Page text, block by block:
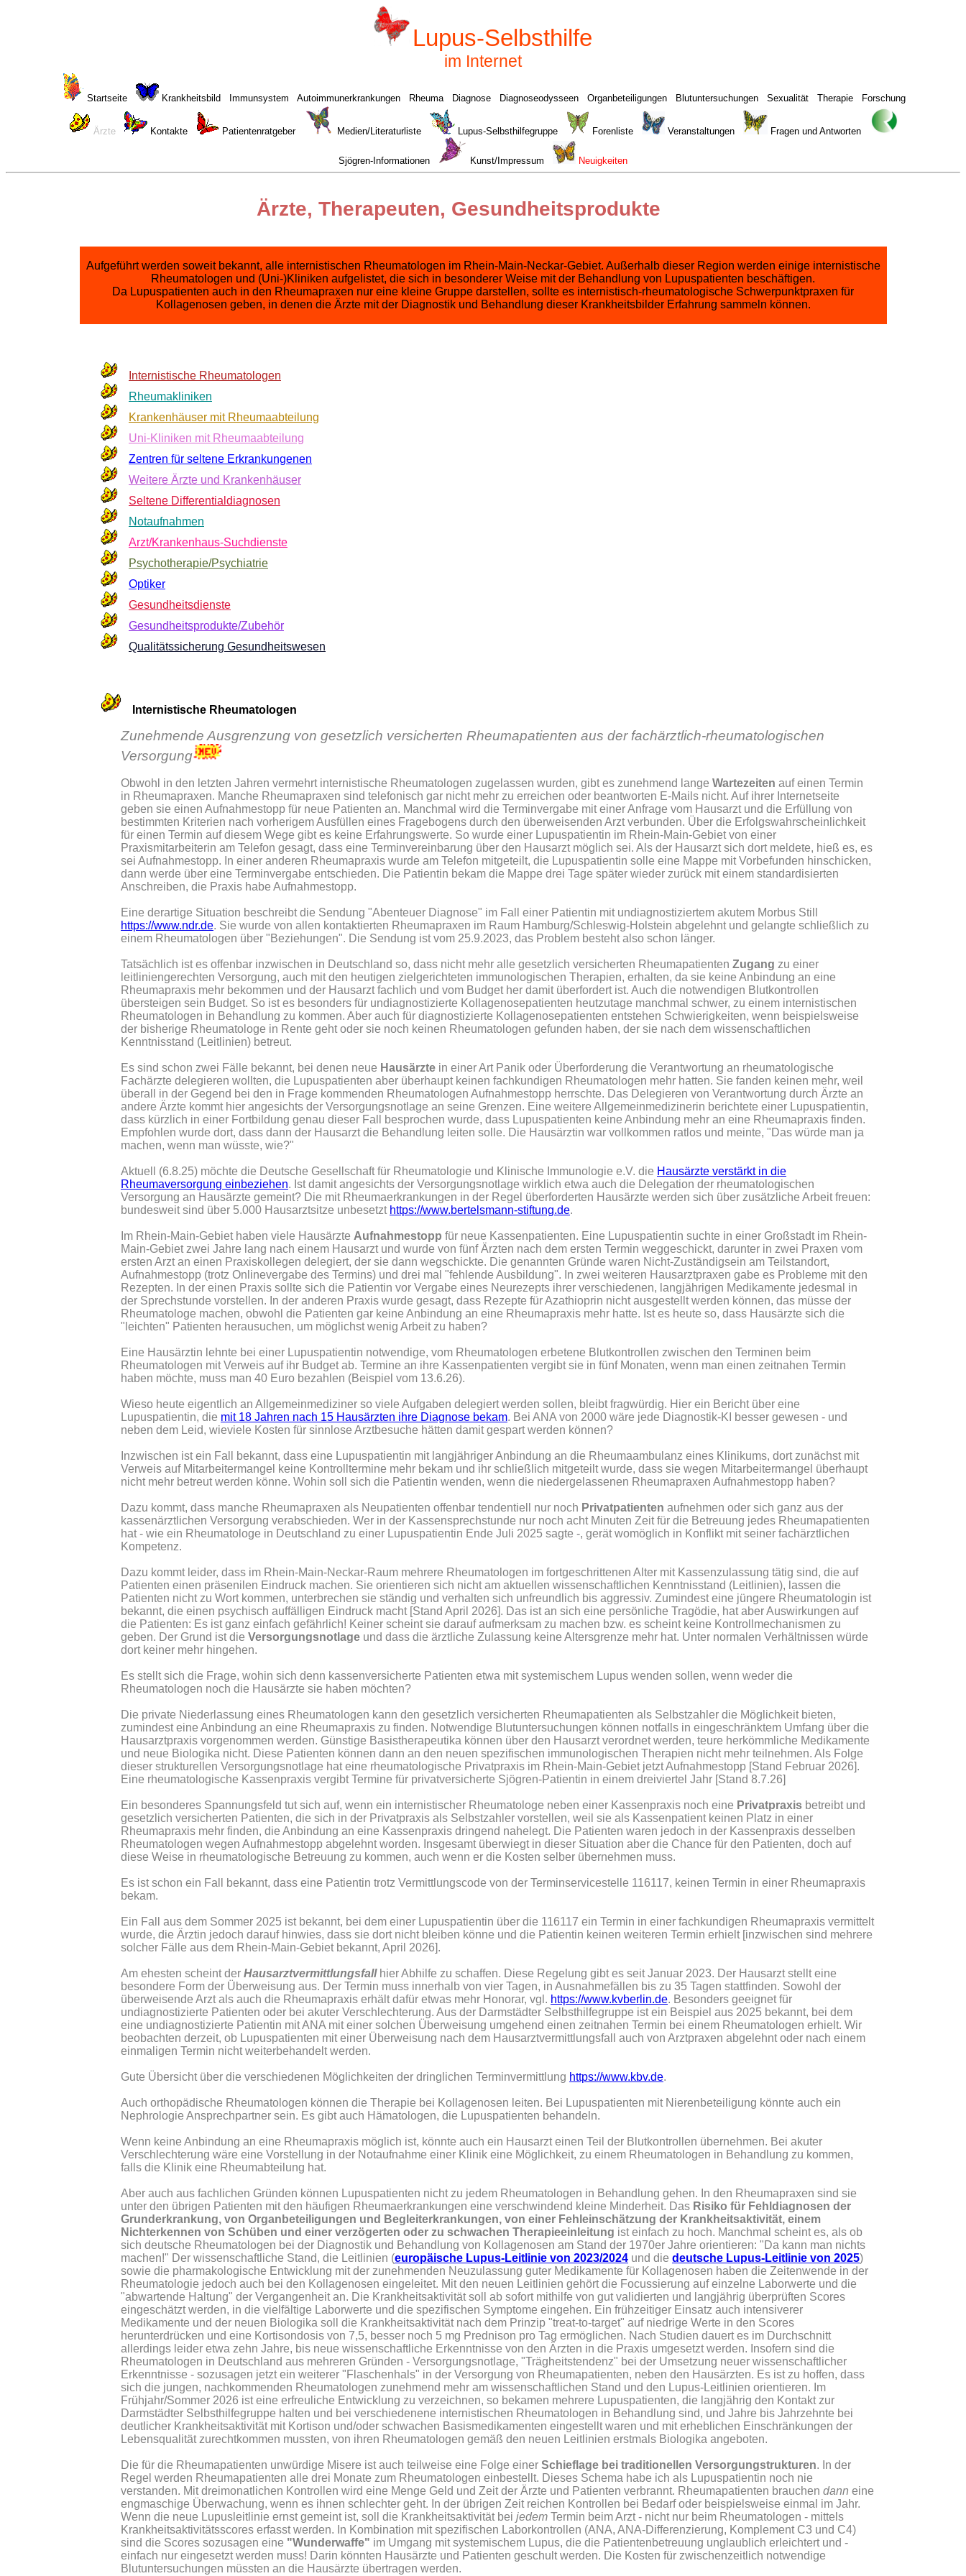
Lupus-Selbsthilfe
im Internet
Startseite Krankheitsbild Immunsystem Autoimmunerkrankungen Rheuma Diagnose Diagnoseodysseen Organbeteiligungen Blutuntersuchungen Sexualität Therapie Forschung
Ärzte Kontakte Patientenratgeber Medien/Literaturliste Lupus-Selbsthilfegruppe Forenliste Veranstaltungen Fragen und Antworten
Sjögren-Informationen Kunst/Impressum Neuigkeiten
Ärzte, Therapeuten, Gesundheitsprodukte
Aufgeführt werden soweit bekannt, alle internistischen Rheumatologen im Rhein-Main-Neckar-Gebiet. Außerhalb dieser Region werden einige internistische
Rheumatologen und (Uni-)Kliniken aufgelistet, die sich in besonderer Weise mit der Behandlung von Lupuspatienten beschäftigen.
Da Lupuspatienten auch in den Rheumapraxen nur eine kleine Gruppe darstellen, sollte es internistisch-rheumatologische Schwerpunktpraxen für
Kollagenosen geben, in denen die Ärzte mit der Diagnostik und Behandlung dieser Krankheitsbilder Erfahrung sammeln können.
Internistische Rheumatologen
Rheumakliniken
Krankenhäuser mit Rheumaabteilung
Uni-Kliniken mit Rheumaabteilung
Zentren für seltene Erkrankungenen
Weitere Ärzte und Krankenhäuser
Seltene Differentialdiagnosen
Notaufnahmen
Arzt/Krankenhaus-Suchdienste
Psychotherapie/Psychiatrie
Optiker
Gesundheitsdienste
Gesundheitsprodukte/Zubehör
Qualitätssicherung Gesundheitswesen
Internistische Rheumatologen
Zunehmende Ausgrenzung von gesetzlich versicherten Rheumapatienten aus der fachärztlich-rheumatologischen
Versorgung
Obwohl in den letzten Jahren vermehrt internistische Rheumatologen zugelassen wurden, gibt es zunehmend lange Wartezeiten auf einen Termin
in Rheumapraxen. Manche Rheumapraxen sind telefonisch gar nicht mehr zu erreichen oder beantworten E-Mails nicht. Auf ihrer Internetseite
geben sie einen Aufnahmestopp für neue Patienten an. Manchmal wird die Terminvergabe mit einer Anfrage vom Hausarzt und die Erfüllung von
bestimmten Kriterien nach vorherigem Ausfüllen eines Fragebogens durch den überweisenden Arzt verbunden. Über die Erfolgswahrscheinlichkeit
für einen Termin auf diesem Wege gibt es keine Erfahrungswerte. So wurde einer Lupuspatientin im Rhein-Main-Gebiet von einer
Praxismitarbeiterin am Telefon gesagt, dass eine Terminvereinbarung über den Hausarzt möglich sei. Als der Hausarzt sich dort meldete, hieß es, es
sei Aufnahmestopp. In einer anderen Rheumapraxis wurde am Telefon mitgeteilt, die Lupuspatientin solle eine Mappe mit Vorbefunden hinschicken,
dann werde über eine Terminvergabe entschieden. Die Patientin bekam die Mappe drei Tage später wieder zurück mit einem standardisierten
Anschreiben, die Praxis habe Aufnahmestopp.
Eine derartige Situation beschreibt die Sendung "Abenteuer Diagnose" im Fall einer Patientin mit undiagnostiziertem akutem Morbus Still
https://www.ndr.de. Sie wurde von allen kontaktierten Rheumapraxen im Raum Hamburg/Schleswig-Holstein abgelehnt und gelangte schließlich zu
einem Rheumatologen über "Beziehungen". Die Sendung ist vom 25.9.2023, das Problem besteht also schon länger.
Tatsächlich ist es offenbar inzwischen in Deutschland so, dass nicht mehr alle gesetzlich versicherten Rheumapatienten Zugang zu einer
leitliniengerechten Versorgung, auch mit den heutigen zielgerichteten immunologischen Therapien, erhalten, da sie keine Anbindung an eine
Rheumapraxis mehr bekommen und der Hausarzt fachlich und vom Budget her damit überfordert ist. Auch die notwendigen Blutkontrollen
übersteigen sein Budget. So ist es besonders für undiagnostizierte Kollagenosepatienten heutzutage manchmal schwer, zu einem internistischen
Rheumatologen in Behandlung zu kommen. Aber auch für diagnostizierte Kollagenosepatienten entstehen Schwierigkeiten, wenn beispielsweise
der bisherige Rheumatologe in Rente geht oder sie noch keinen Rheumatologen gefunden haben, der sie nach dem wissenschaftlichen
Kenntnisstand (Leitlinien) betreut.
Es sind schon zwei Fälle bekannt, bei denen neue Hausärzte in einer Art Panik oder Überforderung die Verantwortung an rheumatologische
Fachärzte delegieren wollten, die Lupuspatienten aber überhaupt keinen fachkundigen Rheumatologen mehr hatten. Sie fanden keinen mehr, weil
überall in der Gegend bei den in Frage kommenden Rheumatologen Aufnahmestopp herrschte. Das Delegieren von Verantwortung durch Ärzte an
andere Ärzte kommt hier angesichts der Versorgungsnotlage an seine Grenzen. Eine weitere Allgemeinmedizinerin berichtete einer Lupuspatientin,
dass kürzlich in einer Fortbildung genau dieser Fall besprochen wurde, dass Lupuspatienten keine Anbindung mehr an eine Rheumapraxis finden.
Empfohlen wurde dort, dass dann der Hausarzt die Behandlung leiten solle. Die Hausärztin war vollkommen ratlos und meinte, "Das würde man ja
machen, wenn man wüsste, wie?"
Aktuell (6.8.25) möchte die Deutsche Gesellschaft für Rheumatologie und Klinische Immunologie e.V. die Hausärzte verstärkt in die
Rheumaversorgung einbeziehen. Ist damit angesichts der Versorgungsnotlage wirklich etwa auch die Delegation der rheumatologischen
Versorgung an Hausärzte gemeint? Die mit Rheumaerkrankungen in der Regel überforderten Hausärzte werden sich über zusätzliche Arbeit freuen:
bundesweit sind über 5.000 Hausarztsitze unbesetzt https://www.bertelsmann-stiftung.de.
Im Rhein-Main-Gebiet haben viele Hausärzte Aufnahmestopp für neue Kassenpatienten. Eine Lupuspatientin suchte in einer Großstadt im Rhein-
Main-Gebiet zwei Jahre lang nach einem Hausarzt und wurde von fünf Ärzten nach dem ersten Termin weggeschickt, darunter in zwei Praxen vom
ersten Arzt an einen Praxiskollegen delegiert, der sie dann wegschickte. Die genannten Gründe waren Nicht-Zuständigsein am Teilstandort,
Aufnahmestopp (trotz Onlinevergabe des Termins) und drei mal "fehlende Ausbildung". In zwei weiteren Hausarztpraxen gabe es Probleme mit den
Rezepten. In der einen Praxis sollte sich die Patientin vor Vergabe eines Neurezepts ihrer verschiedenen, langjährigen Medikamente jedesmal in
der Sprechstunde vorstellen. In der anderen Praxis wurde gesagt, dass Rezepte für Azathioprin nicht ausgestellt werden können, das müsse der
Rheumatologe machen, obwohl die Patienten gar keine Anbindung an eine Rheumapraxis mehr hatte. Ist es heute so, dass Hausärzte sich die
"leichten" Patienten herausuchen, um möglichst wenig Arbeit zu haben?
Eine Hausärztin lehnte bei einer Lupuspatientin notwendige, vom Rheumatologen erbetene Blutkontrollen zwischen den Terminen beim
Rheumatologen mit Verweis auf ihr Budget ab. Termine an ihre Kassenpatienten vergibt sie in fünf Monaten, wenn man einen zeitnahen Termin
haben möchte, muss man 40 Euro bezahlen (Beispiel vom 13.6.26).
Wieso heute eigentlich an Allgemeinmediziner so viele Aufgaben delegiert werden sollen, bleibt fragwürdig. Hier ein Bericht über eine
Lupuspatientin, die mit 18 Jahren nach 15 Hausärzten ihre Diagnose bekam. Bei ANA von 2000 wäre jede Diagnostik-KI besser gewesen - und
neben dem Leid, wieviele Kosten für sinnlose Arztbesuche hätten damit gespart werden können?
Inzwischen ist ein Fall bekannt, dass eine Lupuspatientin mit langjähriger Anbindung an die Rheumaambulanz eines Klinikums, dort zunächst mit
Verweis auf Mitarbeitermangel keine Kontrolltermine mehr bekam und ihr schließlich mitgeteilt wurde, dass sie wegen Mitarbeitermangel überhaupt
nicht mehr betreut werden könne. Wohin soll sich die Patientin wenden, wenn die niedergelassenen Rheumapraxen Aufnahmestopp haben?
Dazu kommt, dass manche Rheumapraxen als Neupatienten offenbar tendentiell nur noch Privatpatienten aufnehmen oder sich ganz aus der
kassenärztlichen Versorgung verabschieden. Wer in der Kassensprechstunde nur noch acht Minuten Zeit für die Betreuung jedes Rheumapatienten
hat - wie ein Rheumatologe in Deutschland zu einer Lupuspatientin Ende Juli 2025 sagte -, gerät womöglich in Konflikt mit seiner fachärztlichen
Kompetenz.
Dazu kommt leider, dass im Rhein-Main-Neckar-Raum mehrere Rheumatologen im fortgeschrittenen Alter mit Kassenzulassung tätig sind, die auf
Patienten einen präsenilen Eindruck machen. Sie orientieren sich nicht am aktuellen wissenschaftlichen Kenntnisstand (Leitlinien), lassen die
Patienten nicht zu Wort kommen, unterbrechen sie ständig und verhalten sich unfreundlich bis aggressiv. Zumindest eine jüngere Rheumatologin ist
bekannt, die einen psychisch auffälligen Eindruck macht [Stand April 2026]. Das ist an sich eine persönliche Tragödie, hat aber Auswirkungen auf
die Patienten: Es ist ganz einfach gefährlich! Keiner scheint sie darauf aufmerksam zu machen bzw. es scheint keine Kontrollmechanismen zu
geben. Der Grund ist die Versorgungsnotlage und dass die ärztliche Zulassung keine Altersgrenze mehr hat. Unter normalen Verhältnissen würde
dort keiner mehr hingehen.
Es stellt sich die Frage, wohin sich denn kassenversicherte Patienten etwa mit systemischem Lupus wenden sollen, wenn weder die
Rheumatologen noch die Hausärzte sie haben möchten?
Die private Niederlassung eines Rheumatologen kann den gesetzlich versicherten Rheumapatienten als Selbstzahler die Möglichkeit bieten,
zumindest eine Anbindung an eine Rheumapraxis zu finden. Notwendige Blutuntersuchungen können notfalls in eingeschränktem Umfang über die
Hausarztpraxis vorgenommen werden. Günstige Basistherapeutika können über den Hausarzt verordnet werden, teure herkömmliche Medikamente
und neue Biologika nicht. Diese Patienten können dann an den neuen spezifischen immunologischen Therapien nicht mehr teilnehmen. Als Folge
dieser strukturellen Versorgungsnotlage hat eine rheumatologische Privatpraxis im Rhein-Main-Gebiet jetzt Aufnahmestopp [Stand Februar 2026].
Eine rheumatologische Kassenpraxis vergibt Termine für privatversicherte Sjögren-Patientin in einem dreiviertel Jahr [Stand 8.7.26]
Ein besonderes Spannungsfeld tut sich auf, wenn ein internistischer Rheumatologe neben einer Kassenpraxis noch eine Privatpraxis betreibt und
gesetzlich versicherten Patienten, die sich in der Privatpraxis als Selbstzahler vorstellen, weil sie als Kassenpatient keinen Platz in einer
Rheumapraxis mehr finden, die Anbindung an eine Kassenpraxis dringend nahelegt. Die Patienten waren jedoch in der Kassenpraxis desselben
Rheumatologen wegen Aufnahmestopp abgelehnt worden. Insgesamt überwiegt in dieser Situation aber die Chance für den Patienten, doch auf
diese Weise in rheumatologische Betreuung zu kommen, auch wenn er die Kosten selber übernehmen muss.
Es ist schon ein Fall bekannt, dass eine Patientin trotz Vermittlungscode von der Terminservicestelle 116117, keinen Termin in einer Rheumapraxis
bekam.
Ein Fall aus dem Sommer 2025 ist bekannt, bei dem einer Lupuspatientin über die 116117 ein Termin in einer fachkundigen Rheumapraxis vermittelt
wurde, die Ärztin jedoch darauf hinwies, dass sie dort nicht bleiben könne und die Patientin keinen weiteren Termin erhielt [inzwischen sind mehrere
solcher Fälle aus dem Rhein-Main-Gebiet bekannt, April 2026].
Am ehesten scheint der Hausarztvermittlungsfallhier Abhilfe zu schaffen. Diese Regelung gibt es seit Januar 2023. Der Hausarzt stellt eine
besondere Form der Überweisung aus. Der Termin muss innerhalb von vier Tagen, in Ausnahmefällen bis zu 35 Tagen stattfinden. Sowohl der
überweisende Arzt als auch die Rheumapraxis erhält dafür etwas mehr Honorar, vgl. https://www.kvberlin.de. Besonders geeignet für
undiagnostizierte Patienten oder bei akuter Verschlechterung. Aus der Darmstädter Selbsthilfegruppe ist ein Beispiel aus 2025 bekannt, bei dem
eine undiagnostizierte Patientin mit ANA mit einer solchen Überweisung umgehend einen zeitnahen Termin bei einem Rheumatologen erhielt. Wir
beobachten derzeit, ob Lupuspatienten mit einer Überweisung nach dem Hausarztvermittlungsfall auch von Arztpraxen abgelehnt oder nach einem
einmaligen Termin nicht weiterbehandelt werden.
Gute Übersicht über die verschiedenen Möglichkeiten der dringlichen Terminvermittlung https://www.kbv.de.
Auch orthopädische Rheumatologen können die Therapie bei Kollagenosen leiten. Bei Lupuspatienten mit Nierenbeteiligung könnte auch ein
Nephrologie Ansprechpartner sein. Es gibt auch Hämatologen, die Lupuspatienten behandeln.
Wenn keine Anbindung an eine Rheumapraxis möglich ist, könnte auch ein Hausarzt einen Teil der Blutkontrollen übernehmen. Bei akuter
Verschlechterung wäre eine Vorstellung in der Notaufnahme einer Klinik eine Möglichkeit, zu einem Rheumatologen in Behandlung zu kommen,
falls die Klinik eine Rheumabteilung hat.
Aber auch aus fachlichen Gründen können Lupuspatienten nicht zu jedem Rheumatologen in Behandlung gehen. In den Rheumapraxen sind sie
unter den übrigen Patienten mit den häufigen Rheumaerkrankungen eine verschwindend kleine Minderheit. Das Risiko für Fehldiagnosen der
Grunderkrankung, von Organbeteiligungen und Begleiterkrankungen, von einer Fehleinschätzung der Krankheitsaktivität, einem
Nichterkennen von Schüben und einer verzögerten oder zu schwachen Therapieeinleitung ist einfach zu hoch. Manchmal scheint es, als ob
sich deutsche Rheumatologen bei der Diagnostik und Behandlung von Kollagenosen am Stand der 1970er Jahre orientieren: "Da kann man nichts
machen!" Der wissenschaftliche Stand, die Leitlinien (europäische Lupus-Leitlinie von 2023/2024 und die deutsche Lupus-Leitlinie von 2025)
sowie die pharmakologische Entwicklung mit der zunehmenden Neuzulassung guter Medikamente für Kollagenosen haben die Zeitenwende in der
Rheumatologie jedoch auch bei den Kollagenosen eingeleitet. Mit den neuen Leitlinien gehört die Focussierung auf einzelne Laborwerte und die
"abwartende Haltung" der Vergangenheit an. Die Krankheitsaktivität soll ab sofort mithilfe von gut validierten und langjährig überprüften Scores
eingeschätzt werden, in die vielfältige Laborwerte und die spezifischen Symptome eingehen. Ein frühzeitiger Einsatz auch intensiverer
Medikamente und der neuen Biologika soll die Krankheitsaktivität nach dem Prinzip "treat-to-target" auf niedrige Werte in den Scores
herunterdrücken und eine Kortisondosis von 7,5, besser noch 5 mg Prednison pro Tag ermöglichen. Nach Studien dauert es im Durchschnitt
allerdings leider etwa zehn Jahre, bis neue wissenschaftliche Erkenntnisse von den Ärzten in die Praxis umgesetzt werden. Insofern sind die
Rheumatologen in Deutschland aus mehreren Gründen - Versorgungsnotlage, "Trägheitstendenz" bei der Umsetzung neuer wissenschaftlicher
Erkenntnisse - sozusagen jetzt ein weiterer "Flaschenhals" in der Versorgung von Rheumapatienten, neben den Hausärzten. Es ist zu hoffen, dass
sich die jungen, nachkommenden Rheumatologen zunehmend mehr am wissenschaftlichen Stand und den Lupus-Leitlinien orientieren. Im
Frühjahr/Sommer 2026 ist eine erfreuliche Entwicklung zu verzeichnen, so bekamen mehrere Lupuspatienten, die langjährig den Kontakt zur
Darmstädter Selbsthilfegruppe halten und bei verschiedenene internistischen Rheumatologen in Behandlung sind, und Jahre bis Jahrzehnte bei
deutlicher Krankheitsaktivität mit Kortison und/oder schwachen Basismedikamenten eingestellt waren und mit erheblichen Einschränkungen der
Lebensqualität zurechtkommen mussten, von ihren Rheumatologen gemäß den neuen Leitlinien erstmals Biologika angeboten.
Die für die Rheumapatienten unwürdige Misere ist auch teilweise eine Folge einer Schieflage bei traditionellen Versorgungstrukturen. In der
Regel werden Rheumapatienten alle drei Monate zum Rheumatologen einbestellt. Dieses Schema habe ich als Lupuspatientin noch nie
verstanden. Mit dreimonatlichen Kontrollen wird eine Menge Geld und Zeit der Ärzte und Patienten verbrannt. Rheumapatienten brauchen dann eine
engmaschige Überwachung, wenn es ihnen schlechter geht. In der übrigen Zeit reichen Kontrollen bei Bedarf oder beispielsweise einmal im Jahr.
Wenn die neue Lupusleitlinie ernst gemeint ist, soll die Krankheitsaktivität bei jedem Termin beim Arzt - nicht nur beim Rheumatologen - mittels
Krankheitsaktivitätsscores erfasst werden. In Kombination mit spezifischen Laborkontrollen (ANA, ANA-Differenzierung, Komplement C3 und C4)
sind die Scores sozusagen eine "Wunderwaffe" im Umgang mit systemischem Lupus, die die Patientenbetreuung unglaublich erleichtert und -
einfach nur eingesetzt werden muss! Darin könnten Hausärzte und Patienten geschult werden. Die Kosten für zwischenzeitlich notwendige
Blutuntersuchungen müssten an die Hausärzte übertragen werden.